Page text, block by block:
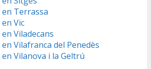
Terrassa
Vic
Viladecans
Vilafranca del Penedès
Vilanova i la Geltrú